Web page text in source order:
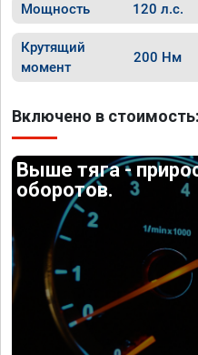
Мощность 120 л.с.
Крутящий
момент
200 Нм
Включено в стоимость:
Выше тяга -
оборотов.